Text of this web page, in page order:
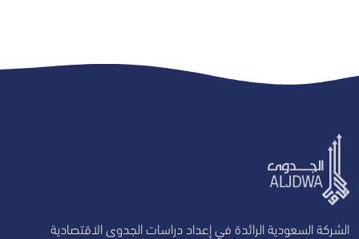
الشركة السعودية الرائدة في إعداد دراسات الجدوى الاقتصادية